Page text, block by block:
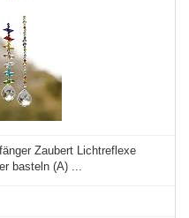
Zaubert Lichtreflexe
basteln (A) ...